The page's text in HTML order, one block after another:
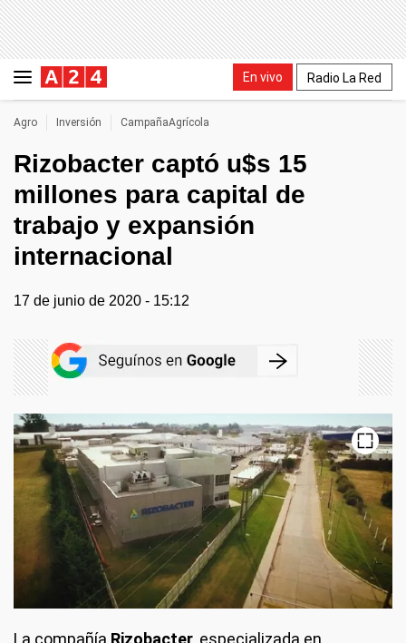
En vivo Radio La Red
Agro Inversión CampañaAgrícola
Rizobacter captó u$s 15
millones para capital de
trabajo y expansión
internacional
17 de junio de 2020 - 15:12
La compañía Rizobacter, especializada en